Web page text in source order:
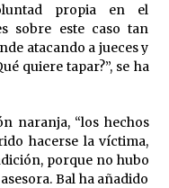
deja sin luz dos
Sevilla
será un 25% más
propia en el
sobre este caso tan
atacando a jueces y
quiere tapar?”, se ha
naranja, “los hechos
hacerse la víctima,
porque no hubo
Bal ha añadido